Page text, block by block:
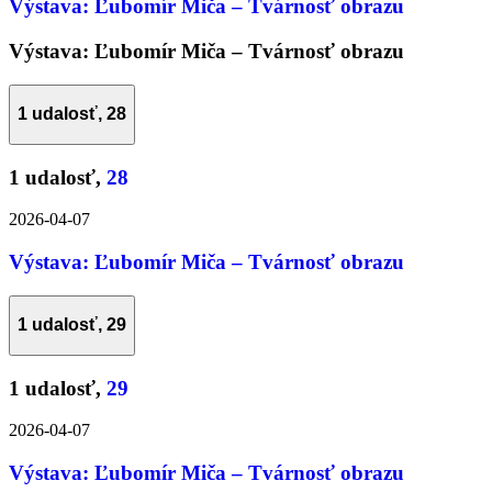
Výstava: Ľubomír Miča – Tvárnosť obrazu
Výstava: Ľubomír Miča – Tvárnosť obrazu
1 udalosť, 28
1 udalosť, 28
2026-04-07
Výstava: Ľubomír Miča – Tvárnosť obrazu
1 udalosť, 29
1 udalosť, 29
2026-04-07
Výstava: Ľubomír Miča – Tvárnosť obrazu